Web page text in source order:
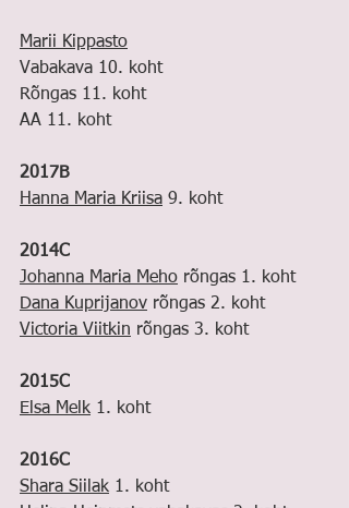
Marii Kippasto
Vabakava 10. koht
Rõngas 11. koht
AA 11. koht
2017B
Hanna Maria Kriisa 9. koht
2014C
Johanna Maria Meho rõngas 1. koht
Dana Kuprijanov rõngas 2. koht
Victoria Viitkin rõngas 3. koht
2015C
Elsa Melk 1. koht
2016C
Shara Siilak 1. koht